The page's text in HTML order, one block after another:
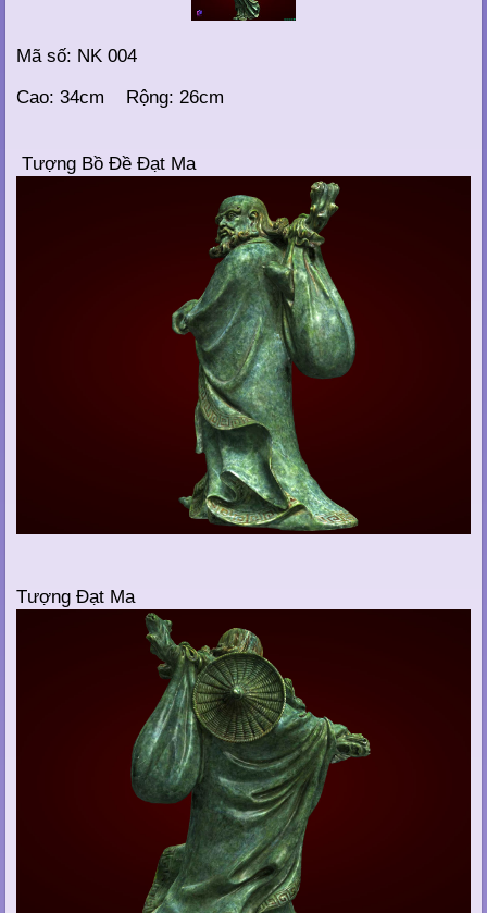
Mã số: NK 004
Cao: 34cm Rộng: 26cm
Tượng Bồ Đề Đạt Ma
Tượng Đạt Ma